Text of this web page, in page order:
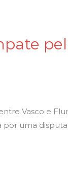
Vasco e
uma